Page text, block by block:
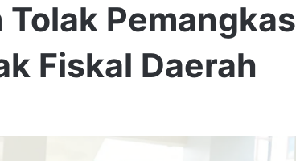
Tolak
Fiskal Daerah